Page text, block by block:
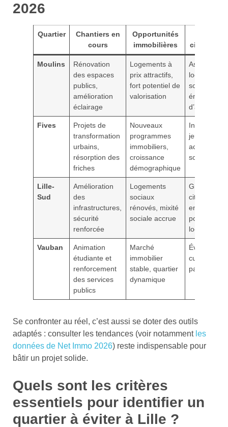
2026
Quartier
Chantiers en
cours
Opportunités
immobilières
citoyennes
Moulins
Rénovation
des espaces
publics,
amélioration
éclairage
Logements à
prix attractifs,
fort potentiel de
valorisation
locales de
soutien et
émergence
d’artisans
Fives
Projets de
transformation
urbains,
résorption des
friches
Nouveaux
programmes
immobiliers,
croissance
démographique
Initiatives
jeunesse et
actions
solidarité
Lille-
Sud
Amélioration
des
infrastructures,
sécurité
renforcée
Logements
sociaux
rénovés, mixité
sociale accrue
Groupes
citoyens
engagés
pour la vie
locale
Vauban
Animation
étudiante et
renforcement
des services
publics
Marché
immobilier
stable, quartier
dynamique
culturels et
participatifs
Se confronter au réel, c’est aussi se doter des outils
adaptés : consulter les tendances (voir notamment les
données de Net Immo 2026) reste indispensable pour
bâtir un projet solide.
Quels sont les critères
essentiels pour identifier un
quartier à éviter à Lille ?